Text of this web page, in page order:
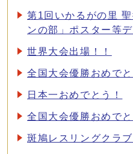
第1回いかるがの里
ンの部」ポスター等
世界大会出場！！
全国大会優勝おめでと
日本一おめでとう！
全国大会優勝おめでと
斑鳩レスリングクラ